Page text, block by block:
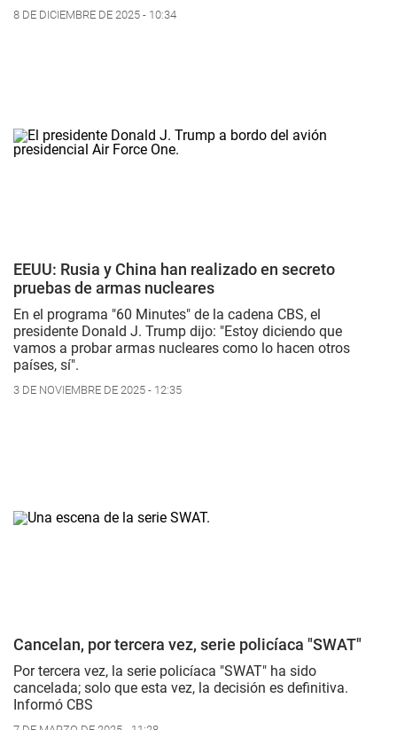
8 DE DICIEMBRE DE 2025 - 10:34
EEUU: Rusia y China han realizado en secreto
pruebas de armas nucleares
En el programa "60 Minutes" de la cadena CBS, el
presidente Donald J. Trump dijo: "Estoy diciendo que
vamos a probar armas nucleares como lo hacen otros
países, sí".
3 DE NOVIEMBRE DE 2025 - 12:35
Cancelan, por tercera vez, serie policíaca "SWAT"
Por tercera vez, la serie policíaca "SWAT" ha sido
cancelada; solo que esta vez, la decisión es definitiva.
Informó CBS